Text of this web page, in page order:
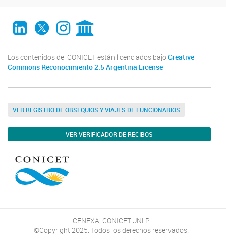
LinkedIn
Twitter
Instagram
CONICET Digital
Los contenidos del CONICET están licenciados bajo Creative
Commons Reconocimiento 2.5 Argentina License
VER REGISTRO DE OBSEQUIOS Y VIAJES DE FUNCIONARIOS
VER VERIFICADOR DE RECIBOS
CENEXA, CONICET-UNLP
©Copyright 2025. Todos los derechos reservados.